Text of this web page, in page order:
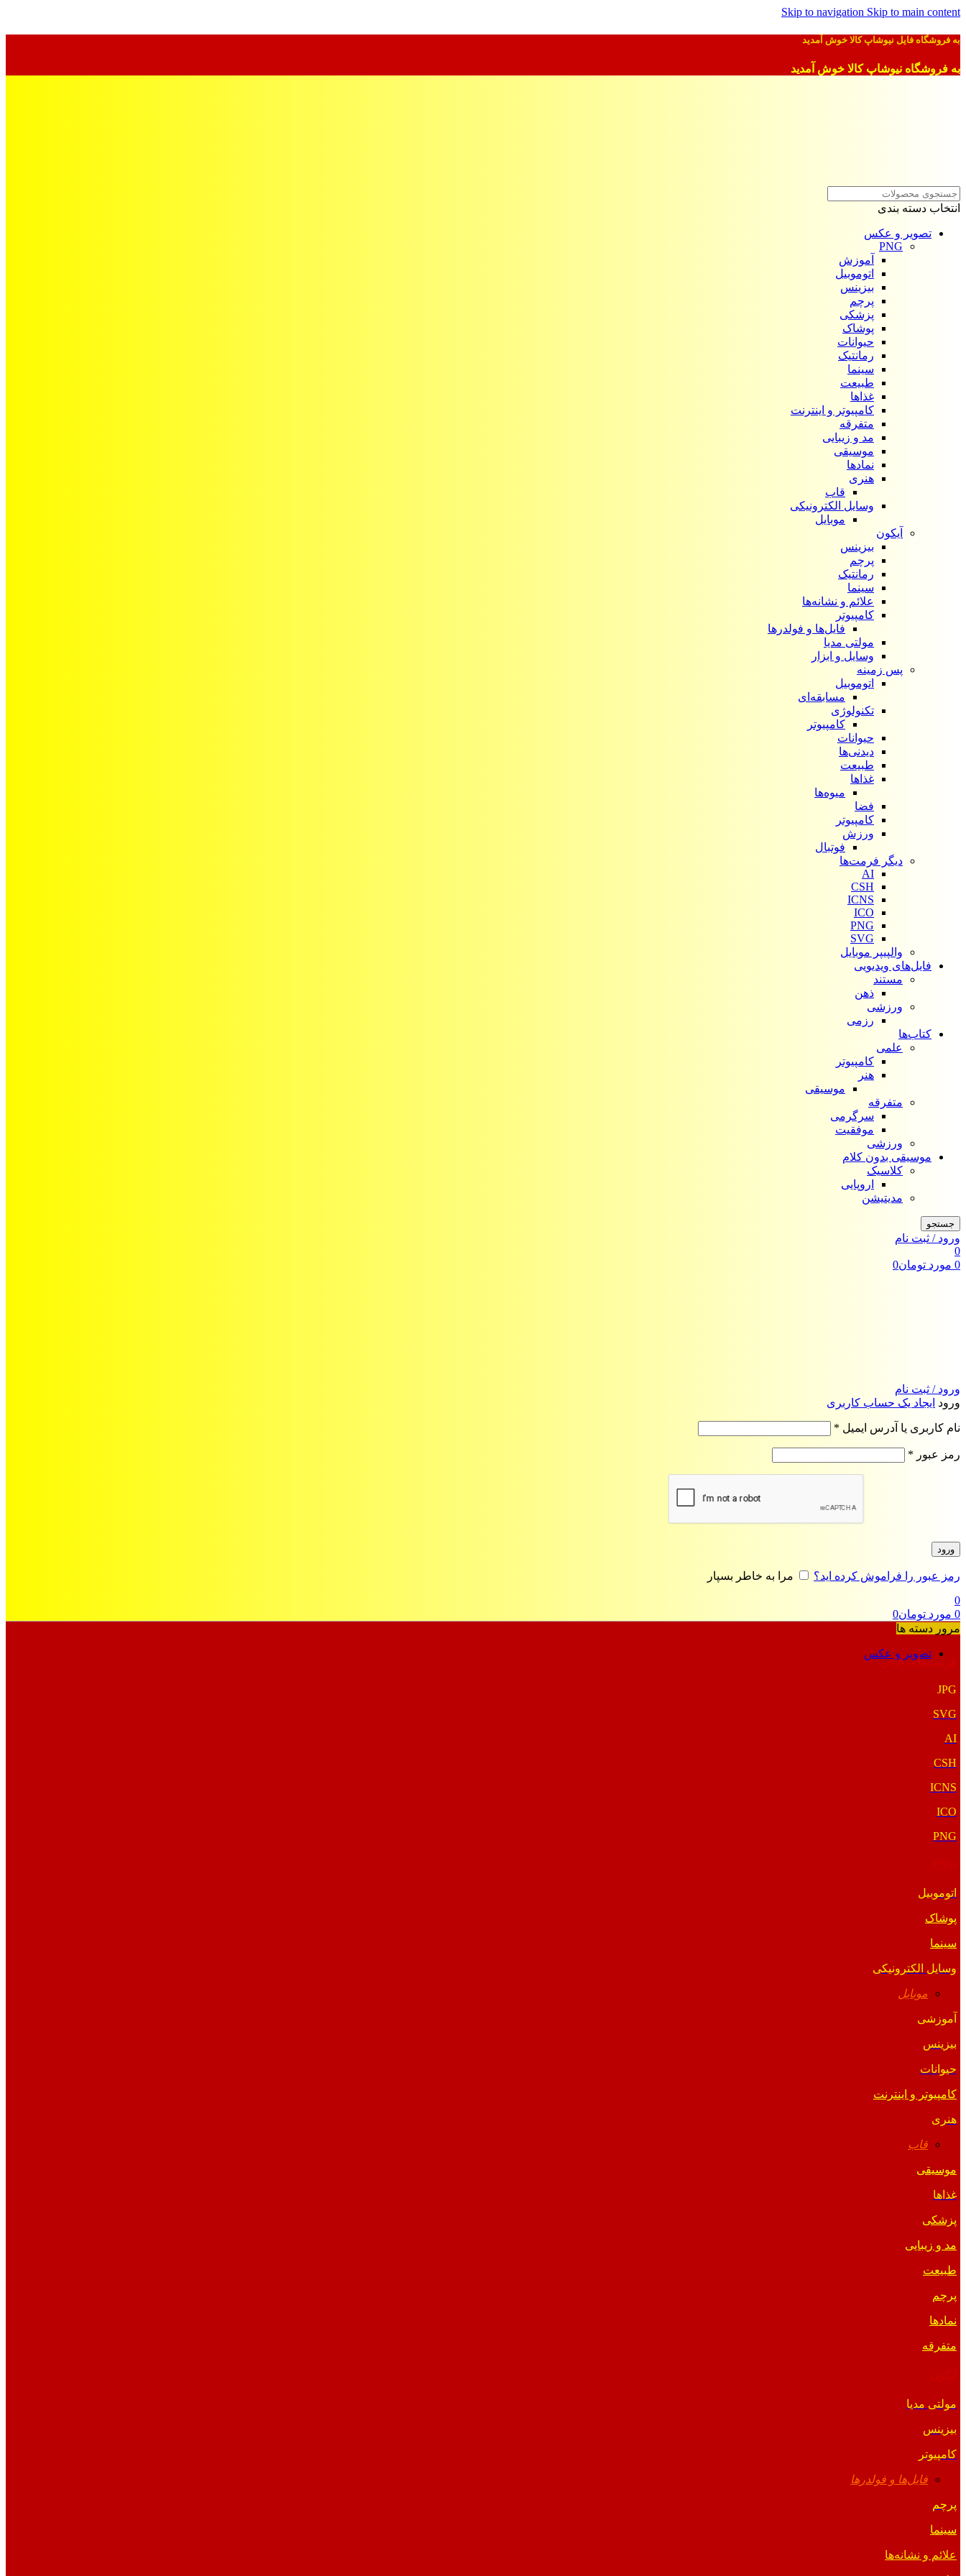
Skip to navigation Skip to main content
به فروشگاه فایل نیوشاپ کالا خوش آمدید
به فروشگاه نیوشاپ کالا خوش آمدید
انتخاب دسته بندی
تصویر و عکس
PNG
آموزش
اتوموبیل
بیزینس
پرچم
پزشکی
پوشاک
حیوانات
رمانتیک
سینما
طبیعت
غذاها
کامپیوتر و اینترنت
متفرقه
مد و زیبایی
موسیقی
نمادها
هنری
قاب
وسایل الکترونیکی
موبایل
آیکون‌
بیزینس
پرچم
رمانتیک
سینما
علائم و نشانه‌ها
کامپیوتر
فایل‌ها و فولدرها
مولتی مدیا
وسایل و ابزار
پس زمینه
اتوموبیل
مسابقه‌ای
تکنولوژی
کامپیوتر
حیوانات
دیدنی‌ها
طبیعت
غذاها
میوه‌ها
فضا
کامپیوتر
ورزش
فوتبال
دیگر فرمت‌ها
AI
CSH
ICNS
ICO
PNG
SVG
والپیپر موبایل
فایل‌های ویدیویی
مستند
ذهن
ورزشی
رزمی
کتاب‌ها
علمی
کامپیوتر
هنر
موسیقی
متفرقه
سرگرمی
موفقیت
ورزشی
موسیقی بدون کلام
کلاسیک
اروپایی
مدیتیشن
جستجو
ورود / ثبت نام
0
0 مورد تومان0
ورود / ثبت نام
ورود ایجاد یک حساب کاربری
نام کاربری یا آدرس ایمیل *
رمز عبور *
ورود
رمز عبور را فراموش کرده اید؟
مرا به خاطر بسپار
0
0 مورد تومان0
مرور دسته ها
تصویر و عکس
فرمت‌های خاص
JPG
SVG
AI
CSH
ICNS
ICO
PNG
اتوموبیل
پوشاک
سینما
وسایل الکترونیکی
موبایل
آموزشی
بیزینس
حیوانات
کامپیوتر و اینترنت
هنری
قاب
موسیقی
غذاها
پزشکی
مد و زیبایی
طبیعت
پرچم
نمادها
متفرقه
مولتی مدیا
بیزینس
کامپیوتر
فایل‌ها و فولدرها
پرچم
سینما
علائم و نشانه‌ها